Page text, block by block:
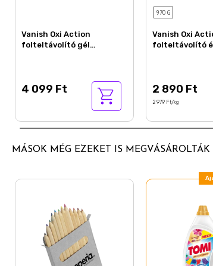
Vanish Oxi Action
folteltávolító gél
4 099 Ft
970 G
Vanish Oxi
folteltávolító
2 890 Ft
2 979 Ft/kg
MÁSOK MÉG EZEKET IS MEGVÁSÁROLTÁK